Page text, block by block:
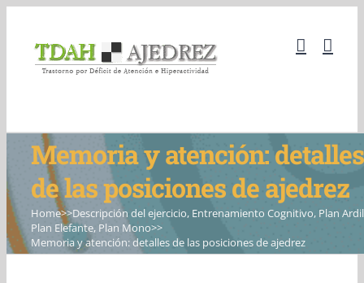
content
Memoria y atención: detalles
de las posiciones de ajedrez
Home>>Descripción del ejercicio, Entrenamiento Cognitivo, Plan
Plan Elefante, Plan Mono>>
Memoria y atención: detalles de las posiciones de ajedrez